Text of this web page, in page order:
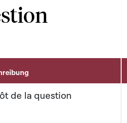
de la question